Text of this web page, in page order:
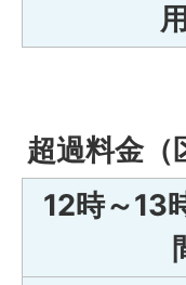
超過料金（
12時～13